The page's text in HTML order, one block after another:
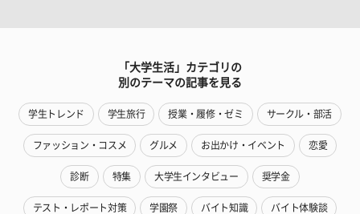
「大学生活」カテゴリの
別のテーマの記事を見る
学生トレンド 学生旅行 授業・履修・ゼミ サークル・部活
ファッション・コスメ グルメ お出かけ・イベント 恋愛
診断 特集 大学生インタビュー 奨学金
テスト・レポート対策 学園祭 バイト知識 バイト体験談